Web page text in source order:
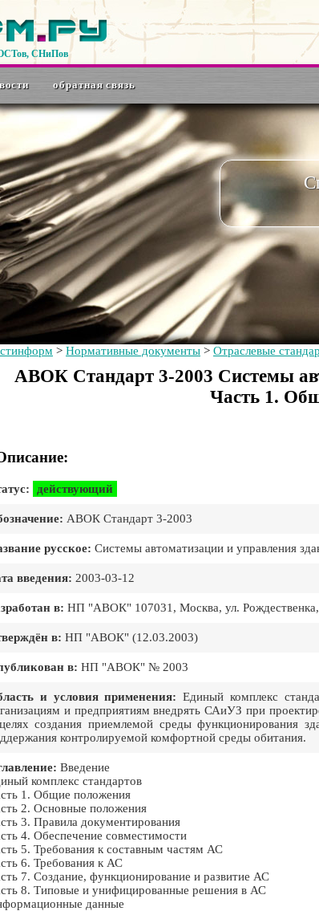
СНиПов
обратная связь
> Нормативные документы > Отраслевые
АВОК Стандарт 3-2003 Системы
Часть 1.
действующий
АВОК Стандарт 3-2003
русское: Системы автоматизации и управления
введения: 2003-03-12
в: НП "АВОК" 107031, Москва, ул.
в: НП "АВОК" (12.03.2003)
в: НП "АВОК" № 2003
и условия применения: Единый комплекс
и предприятиям внедрять САиУЗ при
создания приемлемой среды функционирования
контролируемой комфортной среды обитания.
Введение
комплекс стандартов
1. Общие положения
2. Основные положения
3. Правила документирования
4. Обеспечение совместимости
5. Требования к составным частям АС
6. Требования к АС
7. Создание, функционирование и развитие АС
8. Типовые и унифицированные решения в АС
данные